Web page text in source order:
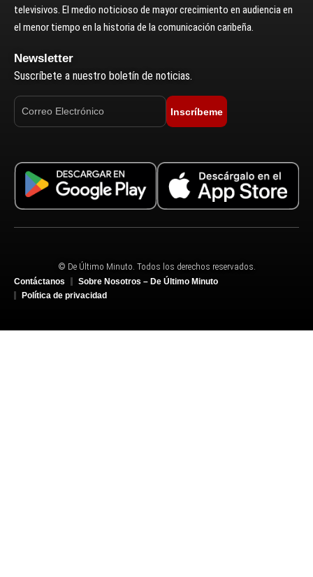
televisivos. El medio noticioso de mayor crecimiento en audiencia en
el menor tiempo en la historia de la comunicación caribeña.
Newsletter
Suscríbete a nuestro boletín de noticias.
Inscríbeme
© De Último Minuto. Todos los derechos reservados.
Contáctanos
Sobre Nosotros – De Último Minuto
Política de privacidad